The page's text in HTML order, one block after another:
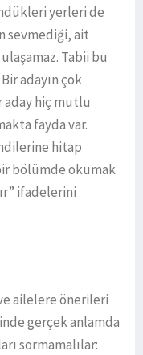
yerleri de
sevmediği, ait
Tabii bu
adayın çok
hiç mutlu
fayda var.
hitap
bölümde okumak
ifadelerini
ailelere önerileri
gerçek anlamda
sormamalılar: